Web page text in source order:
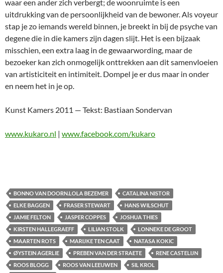
waar een ander zich verbergt; de woonruimte is een
uitdrukking van de persoonlijkheid van de bewoner. Als voyeur
stap je zo iemands wereld binnen, je breekt in bij de psyche van
degene die in die kamers zijn dagen slijt. Het is een bijzaak
misschien, een extra laag in de gewaarwording, maar de
bezoeker kan zich onmogelijk onttrekken aan dit samenvloeien
van artisticiteit en intimiteit. Dompel je er dus maar in onder
en neem het in je op.
Kunst Kamers 2011 — Tekst: Bastiaan Sondervan
www.kukaro.nl | www.facebook.com/kukaro
BONNO VAN DOORN.LOLA BEZEMER
CATALINA NISTOR
ELKE BAGGEN
FRASER STEWART
HANS WILSCHUT
JAMIE FELTON
JASPER COPPES
JOSHUA THIES
KIRSTEN HALLEGRAEFF
LILIAN STOLK
LONNEKE DE GROOT
MAARTEN ROTS
MARIJKE TEN CAAT
NATASA KOKIC
ØYSTEIN AGERLIE
PREBEN VAN DER STRAETE
RENE CASTELIJN
ROOS BLOGG
ROOS VAN LEEUWEN
SIL KROL